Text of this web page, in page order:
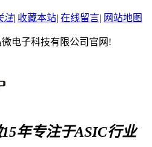
| 收藏本站| 在线留言| 网站地图
电子科技有限公司官网!
年专注于ASIC行业